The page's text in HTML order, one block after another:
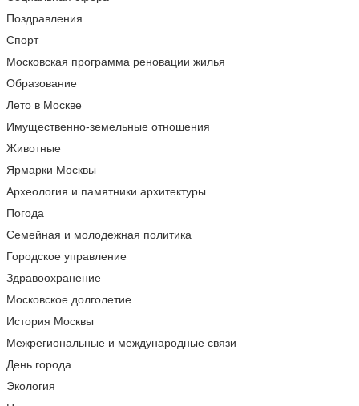
Поздравления
Спорт
Московская программа реновации жилья
Образование
Лето в Москве
Имущественно-земельные отношения
Животные
Ярмарки Москвы
Археология и памятники архитектуры
Погода
Семейная и молодежная политика
Городское управление
Здравоохранение
Московское долголетие
История Москвы
Межрегиональные и международные связи
День города
Экология